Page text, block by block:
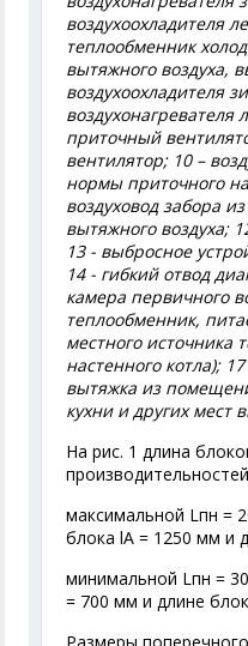
воздухоохладителя
теплообменник
вытяжного воздуха,
воздухоохладителя
воздухонагревателя
приточный
вентилятор; 10 –
нормы приточного
воздуховод забора
вытяжного воздуха;
13 - выбросное
14 - гибкий отвод
камера первичного
теплообменник,
местного источника
настенного котла);
вытяжка из
кухни и других мест
На рис. 1 длина
максимальной Lпн =
блока lА = 1250 мм и
минимальной Lпн =
= 700 мм и длине